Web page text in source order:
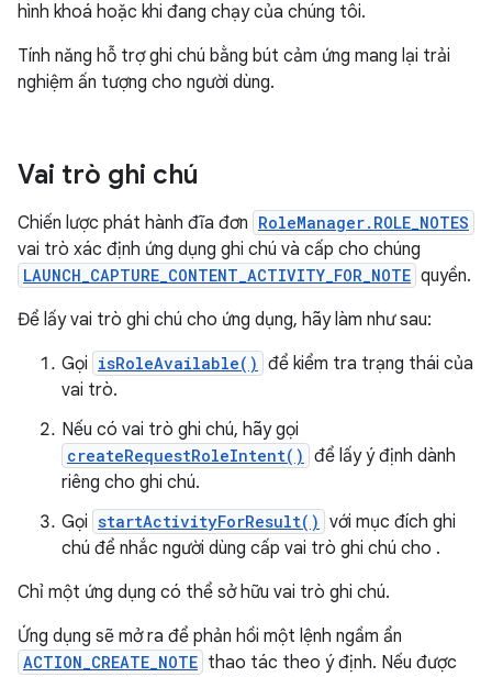
hình khoá hoặc khi đang chạy của chúng tôi.
Tính năng hỗ trợ ghi chú bằng bút cảm ứng mang lại trải
nghiệm ấn tượng cho người dùng.
Vai trò ghi chú
Chiến lược phát hành đĩa đơn RoleManager.ROLE_NOTES
vai trò xác định ứng dụng ghi chú và cấp cho chúng
LAUNCH_CAPTURE_CONTENT_ACTIVITY_FOR_NOTE quyền.
Để lấy vai trò ghi chú cho ứng dụng, hãy làm như sau:
Gọi isRoleAvailable() để kiểm tra trạng thái của
vai trò.
Nếu có vai trò ghi chú, hãy gọi
createRequestRoleIntent() để lấy ý định dành
riêng cho ghi chú.
Gọi startActivityForResult() với mục đích ghi
chú để nhắc người dùng cấp vai trò ghi chú cho .
Chỉ một ứng dụng có thể sở hữu vai trò ghi chú.
Ứng dụng sẽ mở ra để phản hồi một lệnh ngầm ẩn
ACTION_CREATE_NOTE thao tác theo ý định. Nếu được